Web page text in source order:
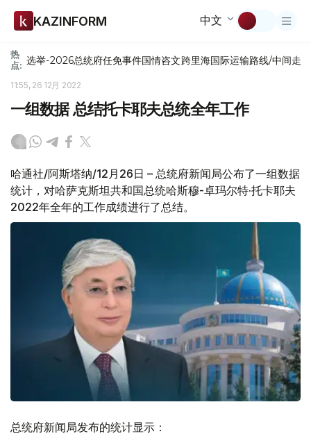
KAZINFORM 中文
热
点: 选举-2026总统府任免事件国情咨文跨里海国际运输路线/中间走廊
11:55, 26 12月 2022
一组数据 总结托卡耶夫总统全年工作
哈通社/阿斯塔纳/12月26日 – 总统府新闻局公布了一组数据
统计，对哈萨克斯坦共和国总统哈斯穆-卓玛尔特·托卡耶夫
2022年全年的工作成绩进行了总结。
总统府新闻局发布的统计显示：